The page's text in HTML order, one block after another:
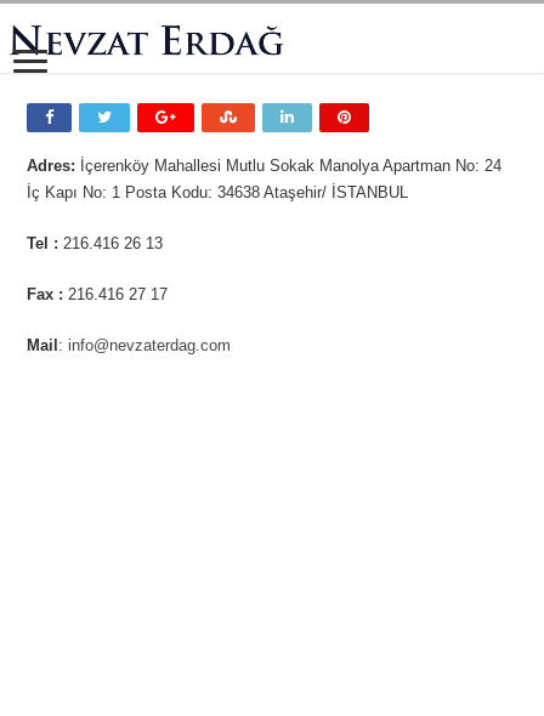
Adres: İçerenköy Mahallesi Mutlu Sokak Manolya Apartman No: 24
İç Kapı No: 1 Posta Kodu: 34638 Ataşehir/ İSTANBUL
Tel : 216.416 26 13
Fax : 216.416 27 17
Mail : info@nevzaterdag.com